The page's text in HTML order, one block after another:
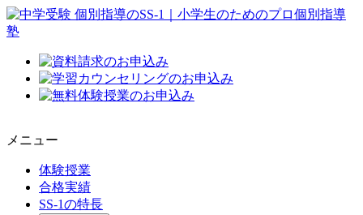
メニュー
体験授業
合格実績
SS-1の特長